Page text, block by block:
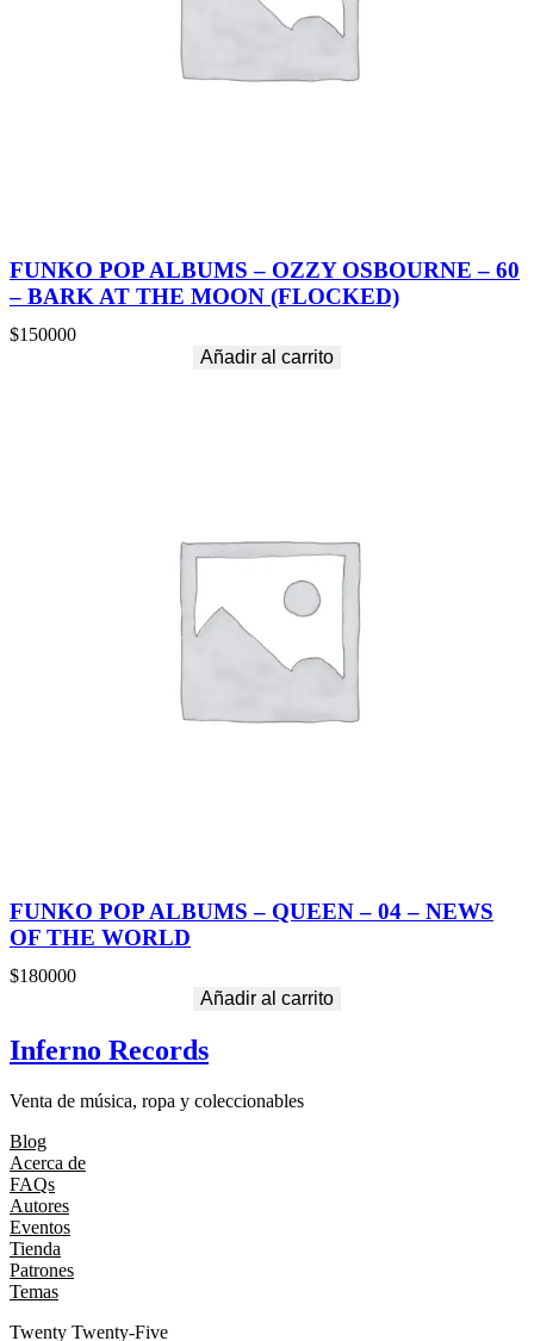
FUNKO POP ALBUMS – OZZY OSBOURNE – 60
– BARK AT THE MOON (FLOCKED)
$150000
Añadir al carrito
FUNKO POP ALBUMS – QUEEN – 04 – NEWS
OF THE WORLD
$180000
Añadir al carrito
Inferno Records
Venta de música, ropa y coleccionables
Blog
Acerca de
FAQs
Autores
Eventos
Tienda
Patrones
Temas
Twenty Twenty-Five